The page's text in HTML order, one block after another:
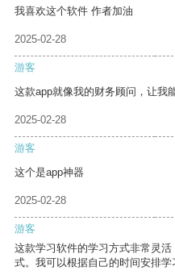
我喜欢这个软件 作者加油
2025-02-28
游客
这款app就像我的财务顾问，让我
2025-02-28
游客
这个是app神器
2025-02-28
游客
这款学习软件的学习方式非常灵
式。我可以根据自己的时间安排学